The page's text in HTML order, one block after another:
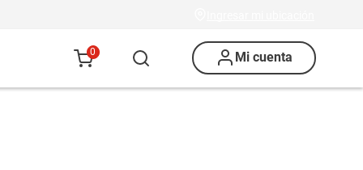
0 Mi cuenta